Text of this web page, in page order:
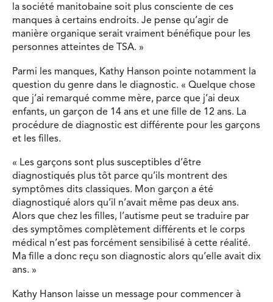
la société manitobaine soit plus consciente de ces
manques à certains endroits. Je pense qu’agir de
manière organique serait vraiment bénéfique pour les
personnes atteintes de TSA. »
Parmi les manques, Kathy Hanson pointe notamment la
question du genre dans le diagnostic. « Quelque chose
que j’ai remarqué comme mère, parce que j’ai deux
enfants, un garçon de 14 ans et une fille de 12 ans. La
procédure de diagnostic est différente pour les garçons
et les filles.
« Les garçons sont plus susceptibles d’être
diagnostiqués plus tôt parce qu’ils montrent des
symptômes dits classiques. Mon garçon a été
diagnostiqué alors qu’il n’avait même pas deux ans.
Alors que chez les filles, l’autisme peut se traduire par
des symptômes complètement différents et le corps
médical n’est pas forcément sensibilisé à cette réalité.
Ma fille a donc reçu son diagnostic alors qu’elle avait dix
ans. »
Kathy Hanson laisse un message pour commencer à